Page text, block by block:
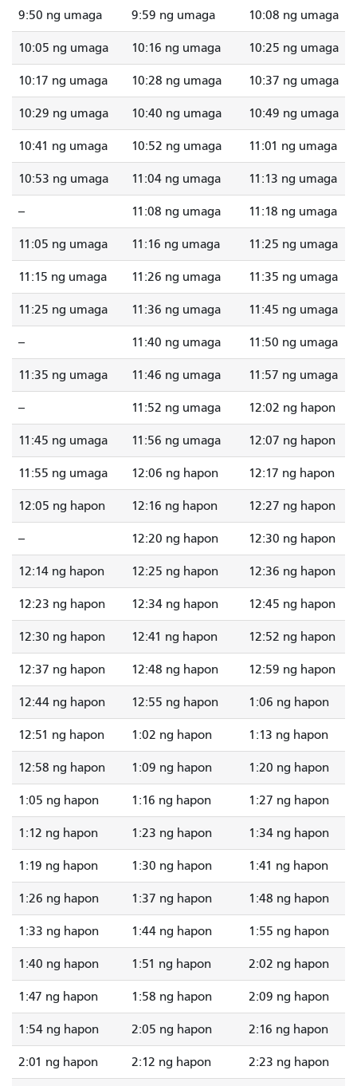
9:50 ng umaga 9:59 ng umaga 10:08 ng umaga
10:05 ng umaga 10:16 ng umaga 10:25 ng umaga
10:17 ng umaga 10:28 ng umaga 10:37 ng umaga
10:29 ng umaga 10:40 ng umaga 10:49 ng umaga
10:41 ng umaga 10:52 ng umaga 11:01 ng umaga
10:53 ng umaga 11:04 ng umaga 11:13 ng umaga
-- 11:08 ng umaga 11:18 ng umaga
11:05 ng umaga 11:16 ng umaga 11:25 ng umaga
11:15 ng umaga 11:26 ng umaga 11:35 ng umaga
11:25 ng umaga 11:36 ng umaga 11:45 ng umaga
-- 11:40 ng umaga 11:50 ng umaga
11:35 ng umaga 11:46 ng umaga 11:57 ng umaga
-- 11:52 ng umaga 12:02 ng hapon
11:45 ng umaga 11:56 ng umaga 12:07 ng hapon
11:55 ng umaga 12:06 ng hapon 12:17 ng hapon
12:05 ng hapon 12:16 ng hapon 12:27 ng hapon
-- 12:20 ng hapon 12:30 ng hapon
12:14 ng hapon 12:25 ng hapon 12:36 ng hapon
12:23 ng hapon 12:34 ng hapon 12:45 ng hapon
12:30 ng hapon 12:41 ng hapon 12:52 ng hapon
12:37 ng hapon 12:48 ng hapon 12:59 ng hapon
12:44 ng hapon 12:55 ng hapon 1:06 ng hapon
12:51 ng hapon 1:02 ng hapon 1:13 ng hapon
12:58 ng hapon 1:09 ng hapon 1:20 ng hapon
1:05 ng hapon 1:16 ng hapon 1:27 ng hapon
1:12 ng hapon 1:23 ng hapon 1:34 ng hapon
1:19 ng hapon 1:30 ng hapon 1:41 ng hapon
1:26 ng hapon 1:37 ng hapon 1:48 ng hapon
1:33 ng hapon 1:44 ng hapon 1:55 ng hapon
1:40 ng hapon 1:51 ng hapon 2:02 ng hapon
1:47 ng hapon 1:58 ng hapon 2:09 ng hapon
1:54 ng hapon 2:05 ng hapon 2:16 ng hapon
2:01 ng hapon 2:12 ng hapon 2:23 ng hapon